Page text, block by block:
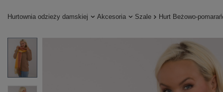
Hurtownia odzieży damskiej Akcesoria Szale Hurt Beżowo-